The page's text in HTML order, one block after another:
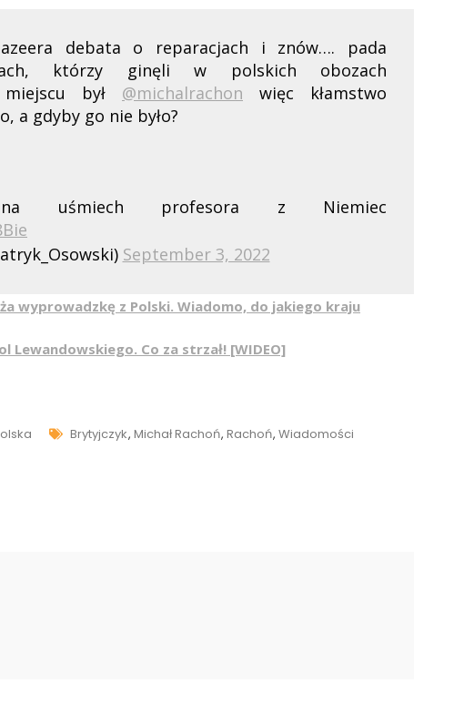
debata o reparacjach i znów…. pada
którzy ginęli w polskich obozach
miejscu był @michalrachon więc kłamstwo
a gdyby go nie było?
uśmiech profesora z Niemiec
September 3, 2022
wyprowadzkę z Polski. Wiadomo, do jakiego kraju
Lewandowskiego. Co za strzał! [WIDEO]
Tags
Brytyjczyk, Michał Rachoń, Rachoń, Wiadomości